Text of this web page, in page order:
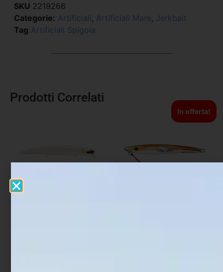
SKU 2219266
Categorie: Artificiali , Artificiali Mare, Jerkbait
Tag Artificiali Spigola
Prodotti Correlati
In offerta!